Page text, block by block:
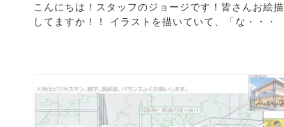
こんにちは！スタッフのジョージです！皆さんお絵描
してますか！！ イラストを描いていて、「な・・・